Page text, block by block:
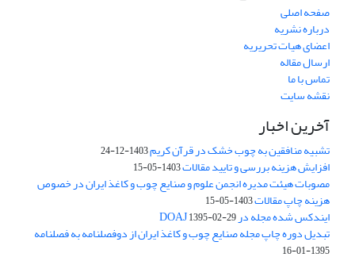
صفحه اصلی
درباره نشریه
اعضای هیات تحریریه
ارسال مقاله
تماس با ما
نقشه سایت
آخرین اخبار
تشبیه منافقین به چوب خشک در قرآن کریم1403-12-24
افزایش هزینه بررسی و تایید مقالات1403-05-15
مصوبات هیئت مدیره انجمن علوم و صنایع چوب و کاغذ ایران در خصوص
هزینه چاپ مقالات1403-05-15
ایندکس شده مجله در DOAJ1395-02-29
تبدیل دوره چاپ مجله صنایع چوب و کاغذ ایران از دوفصلنامه به فصلنامه
1395-01-16